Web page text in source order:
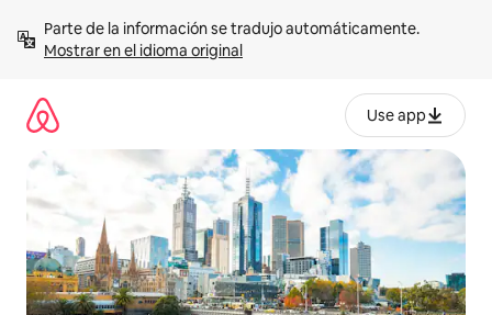
contenidoMostrar en el idioma original
Use app